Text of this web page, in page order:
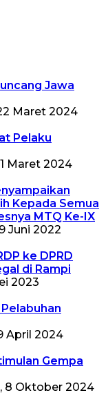
Jawa
Maret 2024
Pelaku
Maret 2024
Kepada Semua
MTQ Ke-IX
Juni 2022
ke DPRD
di Rampi
2023
April 2024
Gempa
8 Oktober 2024